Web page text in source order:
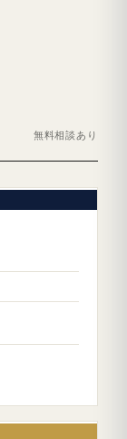
無料相談あり